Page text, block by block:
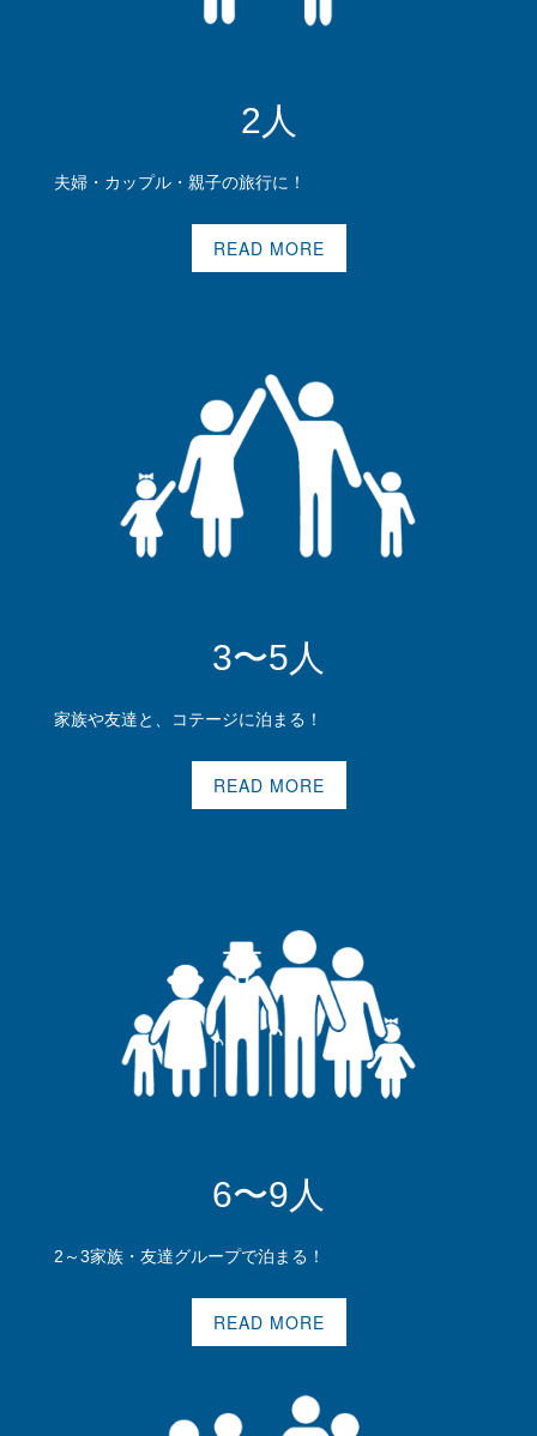
2人
夫婦・カップル・親子の旅行に！
READ MORE
3〜5人
家族や友達と、コテージに泊まる！
READ MORE
6〜9人
2～3家族・友達グループで泊まる！
READ MORE